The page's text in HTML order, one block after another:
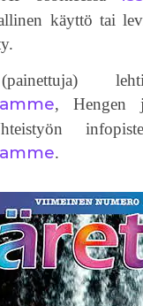
käyttö tai
, Hengen
.